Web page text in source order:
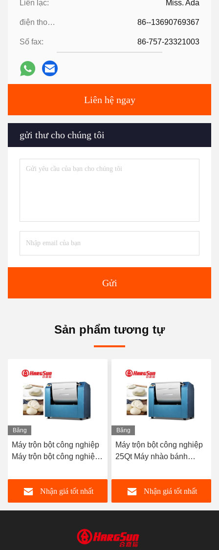
Liên lạc: Miss. Ada
điện thoại: 86--13690769367
Số fax: 86-757-23321003
Liên hệ ngay
gửi thư cho chúng tôi
Gửi
Sản phẩm tương tự
Băng
hình
Máy trộn bột công nghiệp
25Qt Máy nhào bánh
nghiệp
Nhận giá tốt nhất
Băng
hình
Máy trộn bột bánh mì
ngang 2200W Máy làm
Nhận giá tốt nhất